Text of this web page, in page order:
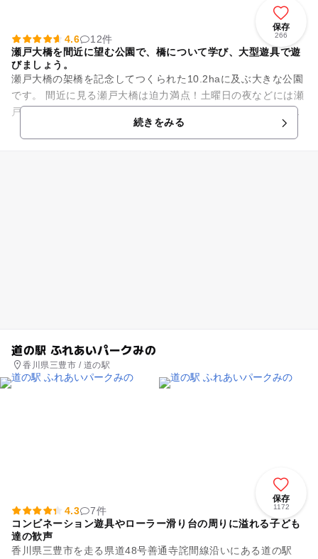
保存
266
4.6
12件
瀬戸大橋を間近に望む公園で、橋について学び、大型遊具で遊
びましょう。
瀬戸大橋の架橋を記念してつくられた10.2haに及ぶ大きな公園
です。 間近に見る瀬戸大橋は迫力満点！土曜日の夜などには瀬
戸大橋がライトアップされることも。園内の「瀬戸大橋記念
続きをみる
道の駅 ふれあいパークみの
香川県三豊市 / 道の駅
保存
1172
4.3
7件
コンビネーション遊具やローラー滑り台の周りに溢れる子ども
達の歓声
香川県三豊市を走る県道48号善通寺詫間線沿いにある道の駅